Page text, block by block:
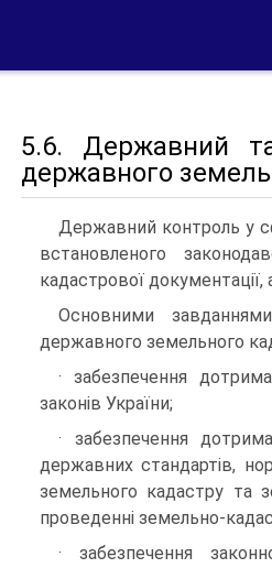
5.6. Державний
державного
Державний контроль у
встановленого
кадастрової
Основними
державного земельного
· забезпечення
законів України;
· забезпечення
державних стандартів,
земельного кадастру та
проведенні земельно-
· забезпечення